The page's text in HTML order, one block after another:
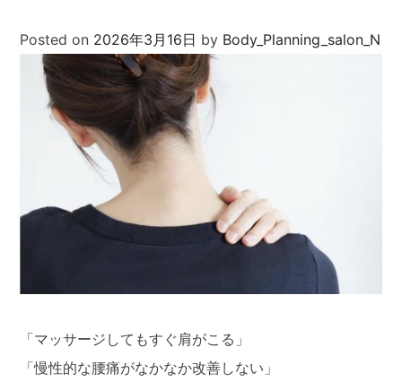
Posted on 2026年3月16日 by Body_Planning_salon_N
「マッサージしてもすぐ肩がこる」
「慢性的な腰痛がなかなか改善しない」